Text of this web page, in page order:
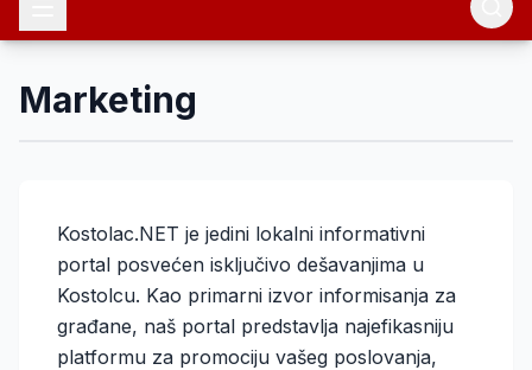
Marketing
Kostolac.NET je jedini lokalni informativni
portal posvećen isključivo dešavanjima u
Kostolcu. Kao primarni izvor informisanja za
građane, naš portal predstavlja najefikasniju
platformu za promociju vašeg poslovanja,